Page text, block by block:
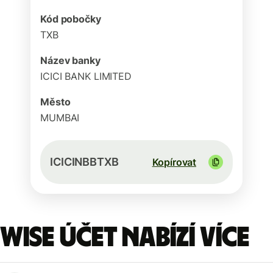
Kód pobočky
TXB
Název banky
ICICI BANK LIMITED
Město
MUMBAI
ICICINBBTXB Kopírovat
Wise účet nabízí více